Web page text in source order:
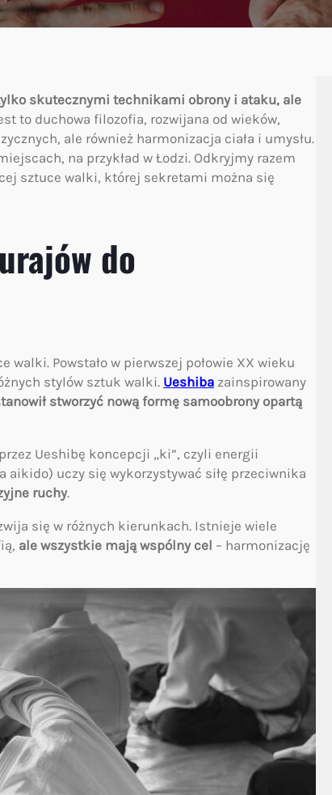
skutecznymi technikami obrony i ataku, ale
to duchowa filozofia, rozwijana od wieków,
ale również harmonizacja ciała i umysłu.
na przykład w Łodzi. Odkryjmy razem
sztuce walki, której sekretami można się
do
Powstało w pierwszej połowie XX wieku
stylów sztuk walki. Ueshiba zainspirowany
stworzyć nową formę samoobrony opartą
Ueshibę koncepcji „ki”, czyli energii
uczy się wykorzystywać siłę przeciwnika
ruchy.
się w różnych kierunkach. Istnieje wiele
ale wszystkie mają wspólny cel – harmonizację